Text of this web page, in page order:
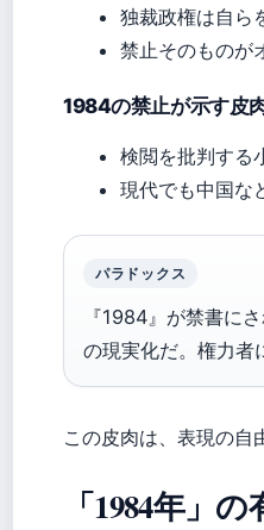
独裁政権は自ら
禁止そのものが
1984の禁止が示す皮
検閲を批判する
現代でも中国な
パラドックス
『1984』が禁書に
の現実化だ。権力者
この皮肉は、表現の自
「1984年」